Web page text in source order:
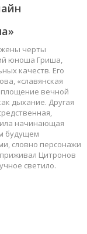
черты
юноша Гриша,
качеств. Его
«славянская
вечной
дыхание. Другая
начинающая
будущем
словно персонажи
Цитронов
светило.